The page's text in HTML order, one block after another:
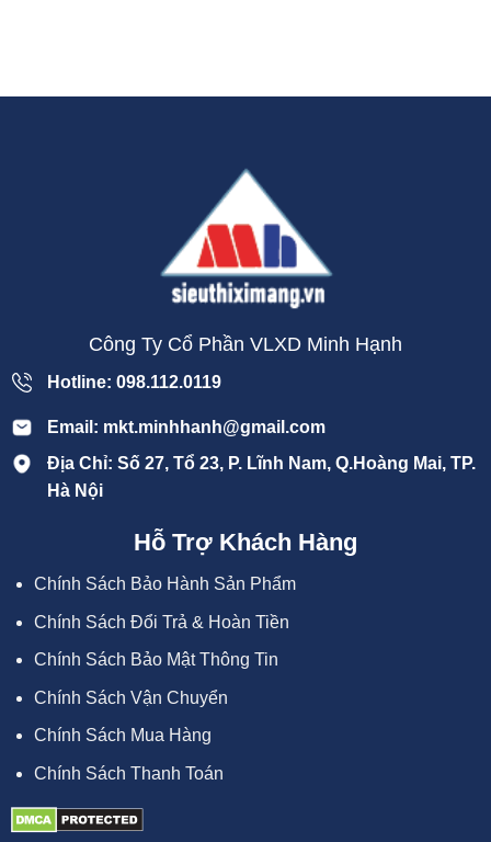
Công Ty Cổ Phần VLXD Minh Hạnh
Hotline: 098.112.0119
Email: mkt.minhhanh@gmail.com
Địa Chỉ: Số 27, Tổ 23, P. Lĩnh Nam, Q.Hoàng Mai, TP.
Hà Nội
Hỗ Trợ Khách Hàng
Chính Sách Bảo Hành Sản Phẩm
Chính Sách Đổi Trả & Hoàn Tiền
Chính Sách Bảo Mật Thông Tin
Chính Sách Vận Chuyển
Chính Sách Mua Hàng
Chính Sách Thanh Toán